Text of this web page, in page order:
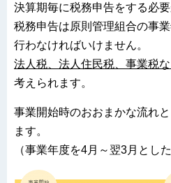
決算期毎に税務申告をする必要
税務申告は原則管理組合の事
行わなければいけません。
法人税、法人住民税、事業税
考えられます。
事業開始時のおおまかな流れ
ます。
（事業年度を4月～翌3月とし